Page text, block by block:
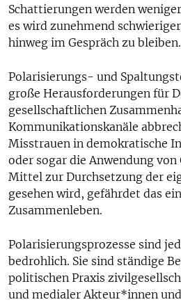
Schattierungen werden
es wird zunehmend
hinweg im Gespräch zu bleiben.
Polarisierungs- und
große Herausforderungen für
gesellschaftlichen
Kommunikationskanäle
Misstrauen in demokratische
oder sogar die Anwendung
Mittel zur Durchsetzung der
gesehen wird, gefährdet das
Zusammenleben.
Polarisierungsprozesse sind
bedrohlich. Sie sind ständige
politischen Praxis
und medialer Akteur*innen